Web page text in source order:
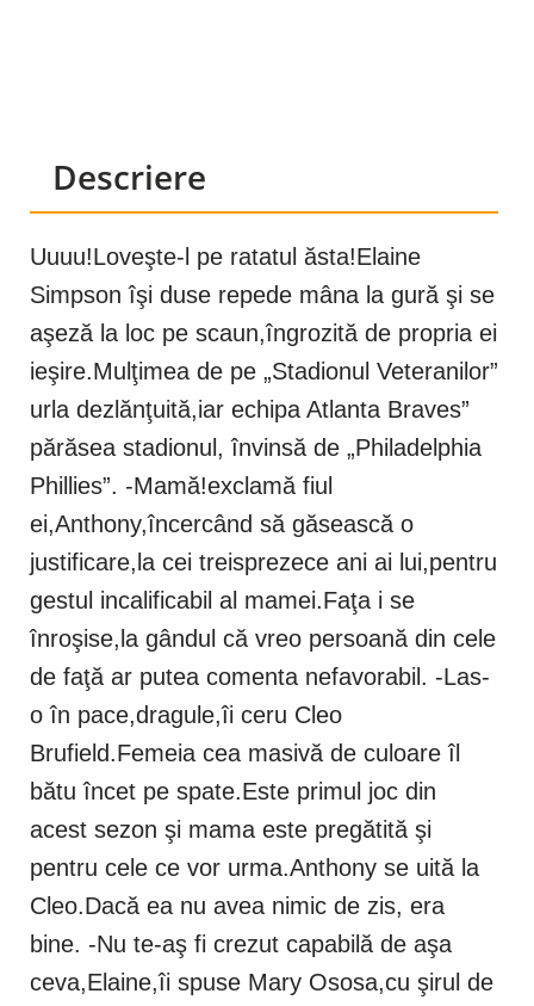
Descriere
Uuuu!Loveşte-l pe ratatul ăsta!Elaine
Simpson îşi duse repede mâna la gură şi se
aşeză la loc pe scaun,îngrozită de propria ei
ieşire.Mulţimea de pe „Stadionul Veteranilor”
urla dezlănţuită,iar echipa Atlanta Braves”
părăsea stadionul, învinsă de „Philadelphia
Phillies”. -Mamă!exclamă fiul
ei,Anthony,încercând să găsească o
justificare,la cei treisprezece ani ai lui,pentru
gestul incalificabil al mamei.Faţa i se
înroşise,la gândul că vreo persoană din cele
de faţă ar putea comenta nefavorabil. -Las-
o în pace,dragule,îi ceru Cleo
Brufield.Femeia cea masivă de culoare îl
bătu încet pe spate.Este primul joc din
acest sezon şi mama este pregătită şi
pentru cele ce vor urma.Anthony se uită la
Cleo.Dacă ea nu avea nimic de zis, era
bine. -Nu te-aş fi crezut capabilă de aşa
ceva,Elaine,îi spuse Mary Ososa,cu şirul de